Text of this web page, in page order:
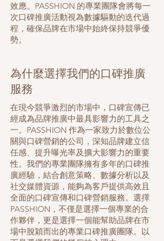
效應。PASSHION 的專業團隊會將每一
次口碑推廣活動視為數據驅動的迭代過
程，確保品牌在市場中始終保持競爭優
勢。
為什麼選擇我們的口碑推廣
服務
在現今競爭激烈的市場中，口碑宣傳已
經成為品牌推廣中最具影響力的工具之
一。PASSHION 作為一家致力於數位公
關與口碑營銷的公司，深知品牌建立信
任感、提升曝光率及擴大影響力的重要
性。我們的專業團隊擁有多年的口碑推
廣經驗，結合創意策略、數據分析以及
社交媒體資源，能夠為客戶提供高效且
全面的口碑宣傳和口碑營銷服務。選擇
PASSHION，不僅是選擇一個專業的合
作夥伴，更是選擇一個能幫助品牌在市
場中脫穎而出的專業口碑推廣團隊。以